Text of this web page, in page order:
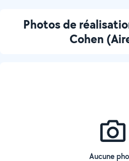
Photos de
Cohen
Aucune